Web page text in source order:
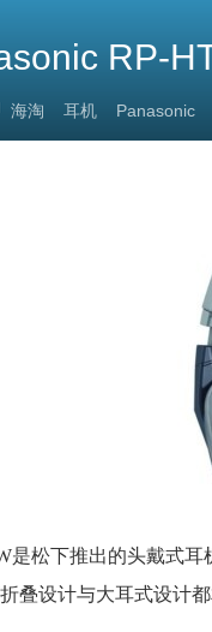
RP-
海淘 耳机 Panasonic
是松下推出的头戴式
叠设计与大耳式设计都